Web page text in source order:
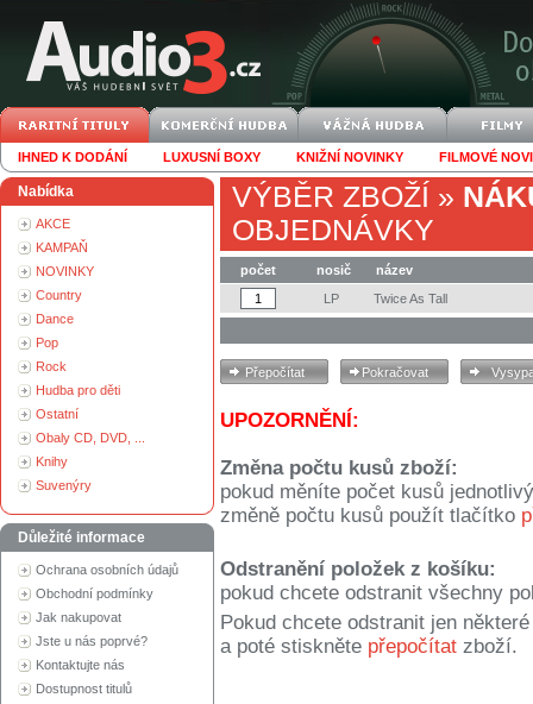
IHNED K DODÁNÍ LUXUSNÍ BOXY KNIŽNÍ NOVINKY FILMOVÉ
Nabídka
AKCE
KAMPAŇ
NOVINKY
Country
Dance
Pop
Rock
Hudba pro děti
Ostatní
Obaly CD, DVD, ...
Knihy
Suvenýry
Důležité informace
Ochrana osobních údajů
Obchodní podmínky
Jak nakupovat
Jste u nás poprvé?
Kontaktujte nás
Dostupnost titulů
VÝBĚR ZBOŽÍ »
OBJEDNÁVKY
počet nosič
název
LP
Twice As Tall
UPOZORNĚNÍ:
Změna počtu kusů zboží:
pokud měníte počet kusů
změně počtu kusů použít tlačítko
Odstranění položek z košíku:
pokud chcete odstranit všechny
Pokud chcete odstranit jen
a poté stiskněte přepočítat zboží.